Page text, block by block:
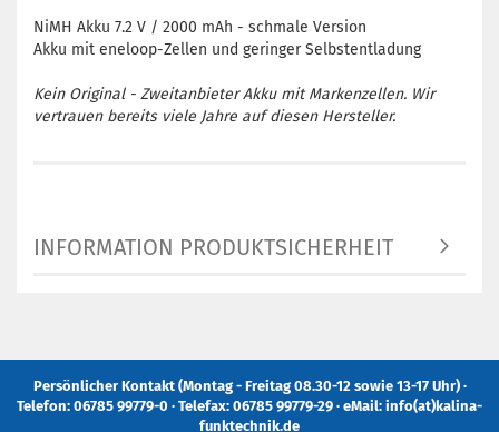
NiMH Akku 7.2 V / 2000 mAh - schmale Version
Akku mit eneloop-Zellen und geringer Selbstentladung
Kein Original - Zweitanbieter Akku mit Markenzellen. Wir
vertrauen bereits viele Jahre auf diesen Hersteller.
INFORMATION PRODUKTSICHERHEIT
Persönlicher Kontakt (Montag - Freitag 08.30-12 sowie 13-17 Uhr) ·
Telefon: 06785 99779-0 · Telefax: 06785 99779-29 · eMail: info(at)kalina-
funktechnik.de